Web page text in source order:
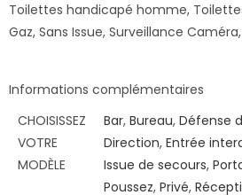
Toilettes handicapé homme,
Gaz, Sans Issue, Surveillance
Informations complémentaires
CHOISISSEZ
VOTRE
MODÈLE
Bar, Bureau, Défense
Direction, Entrée
Issue de secours,
Poussez, Privé,